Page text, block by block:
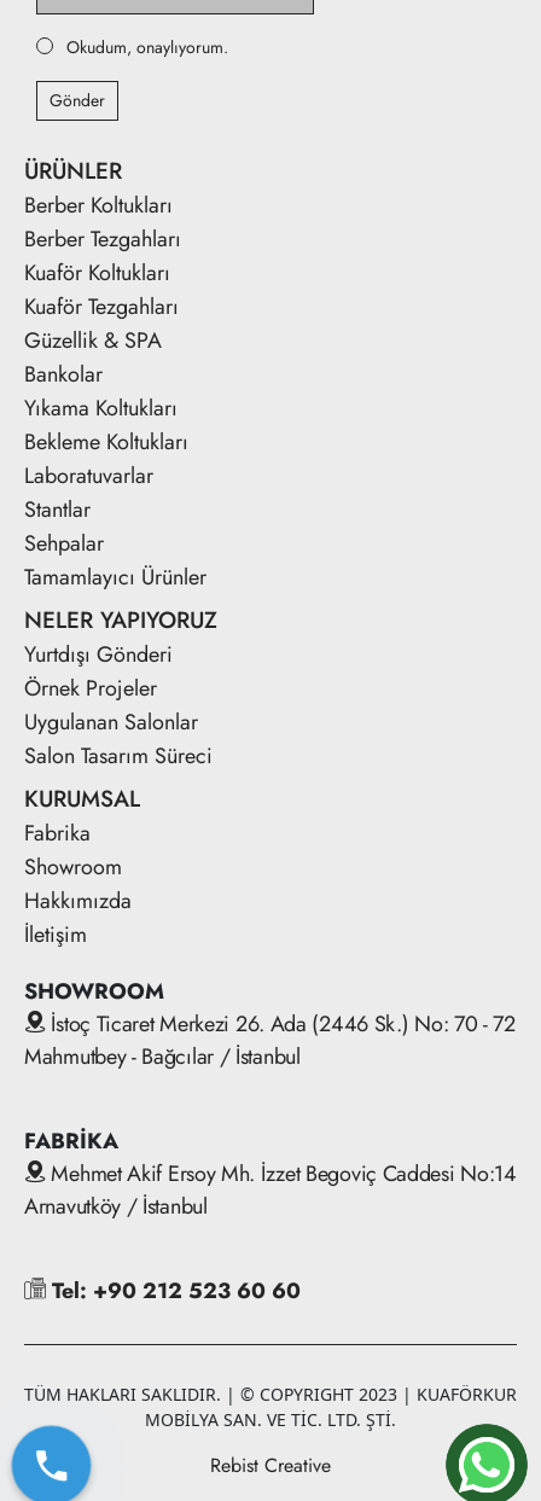
Okudum, onaylıyorum.
Gönder
ÜRÜNLER
Berber Koltukları
Berber Tezgahları
Kuaför Koltukları
Kuaför Tezgahları
Güzellik & SPA
Bankolar
Yıkama Koltukları
Bekleme Koltukları
Laboratuvarlar
Stantlar
Sehpalar
Tamamlayıcı Ürünler
NELER YAPIYORUZ
Yurtdışı Gönderi
Örnek Projeler
Uygulanan Salonlar
Salon Tasarım Süreci
KURUMSAL
Fabrika
Showroom
Hakkımızda
İletişim
SHOWROOM
İstoç Ticaret Merkezi 26. Ada (2446 Sk.) No: 70 - 72
Mahmutbey - Bağcılar / İstanbul
FABRİKA
Mehmet Akif Ersoy Mh. İzzet Begoviç Caddesi No:14
Arnavutköy / İstanbul
Tel: +90 212 523 60 60
TÜM HAKLARI SAKLIDIR. | © COPYRIGHT 2023 | KUAFÖRKUR
MOBİLYA SAN. VE TİC. LTD. ŞTİ.
Rebist Creative